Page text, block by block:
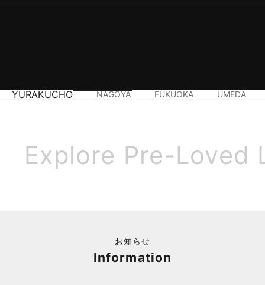
YURAKUCHO NAGOYA FUKUOKA UMEDA
Explore Pre-Loved
お知らせ
Information